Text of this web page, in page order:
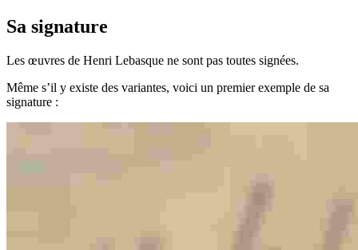
Sa signature
Les œuvres de Henri Lebasque ne sont pas toutes signées.
Même s’il y existe des variantes, voici un premier exemple de sa
signature :